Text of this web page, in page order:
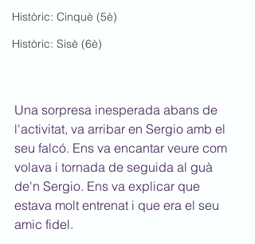
Històric: Cinquè (5è)
Històric: Sisè (6è)
Una sorpresa inesperada abans de
l'activitat, va arribar en Sergio amb el
seu falcó. Ens va encantar veure com
volava i tornada de seguida al guà
de'n Sergio. Ens va explicar que
estava molt entrenat i que era el seu
amic fidel.